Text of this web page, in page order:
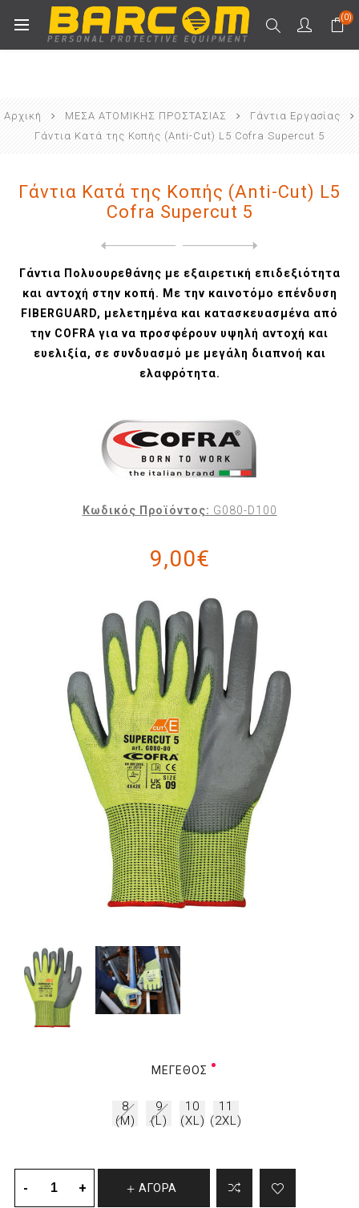
(0)
Αρχική ΜΕΣΑ ΑΤΟΜΙΚΗΣ ΠΡΟΣΤΑΣΙΑΣ
Γάντια Εργασίας
Γάντια Κατά της Κοπής (Anti-Cut) L5 Cofra Supercut 5
Γάντια Κατά της Κοπής (Anti-Cut) L5
Cofra Supercut 5
Γάντια Πολυουρεθάνης με εξαιρετική επιδεξιότητα
και αντοχή στην κοπή. Με την καινοτόμο επένδυση
FIBERGUARD, μελετημένα και κατασκευασμένα από
την COFRA για να προσφέρουν υψηλή αντοχή και
ευελιξία, σε συνδυασμό με μεγάλη διαπνοή και
ελαφρότητα.
Κωδικός Προϊόντος: G080-D100
9,00€
ΜΈΓΕΘΟΣ
8
(M)
9
(L)
10
(XL)
11
(2XL)
ΑΓΟΡΑ